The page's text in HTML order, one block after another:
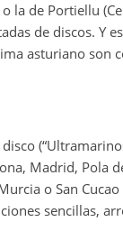
la de Portiellu
de discos. Y
asturiano son
Madrid, Pola
o San
sencillas,